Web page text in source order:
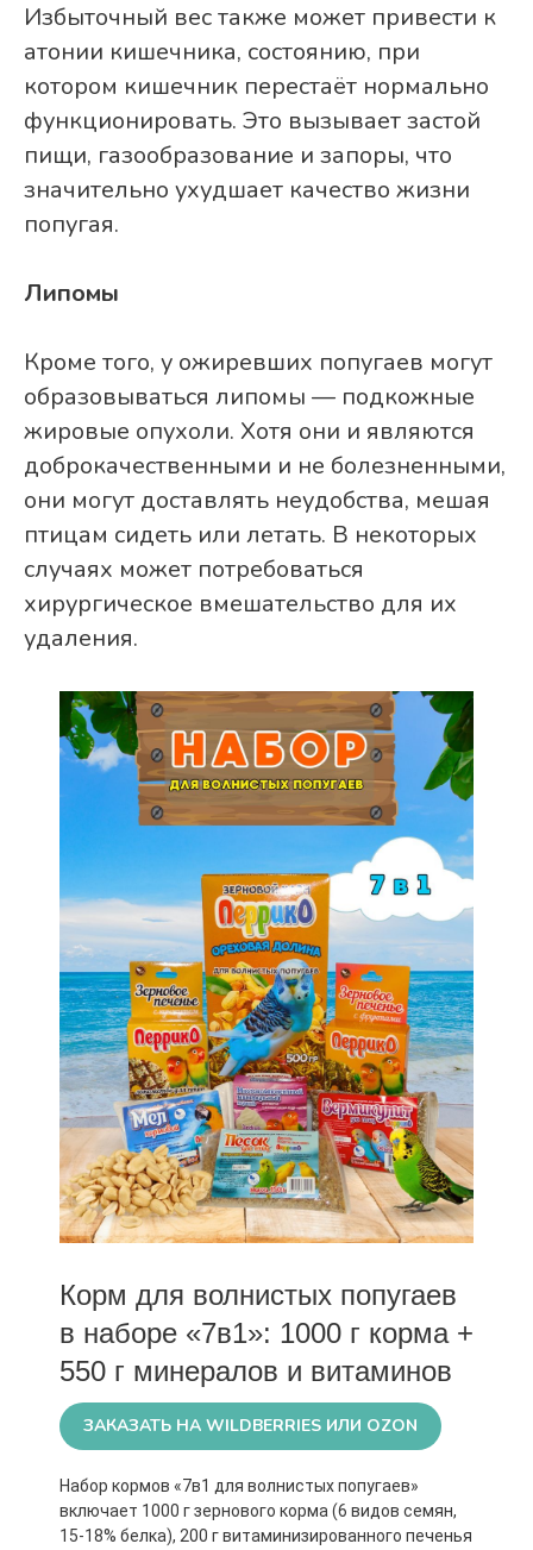
Избыточный вес также может привести к
атонии кишечника, состоянию, при
котором кишечник перестаёт нормально
функционировать. Это вызывает застой
пищи, газообразование и запоры, что
значительно ухудшает качество жизни
попугая.
Липомы
Кроме того, у ожиревших попугаев могут
образовываться липомы — подкожные
жировые опухоли. Хотя они и являются
доброкачественными и не болезненными,
они могут доставлять неудобства, мешая
птицам сидеть или летать. В некоторых
случаях может потребоваться
хирургическое вмешательство для их
удаления.
Корм для волнистых попугаев
в наборе «7в1»: 1000 г корма +
550 г минералов и витаминов
ЗАКАЗАТЬ НА WILDBERRIES ИЛИ OZON
Набор кормов «7в1 для волнистых попугаев»
включает 1000 г зернового корма (6 видов семян,
15-18% белка), 200 г витаминизированного печенья